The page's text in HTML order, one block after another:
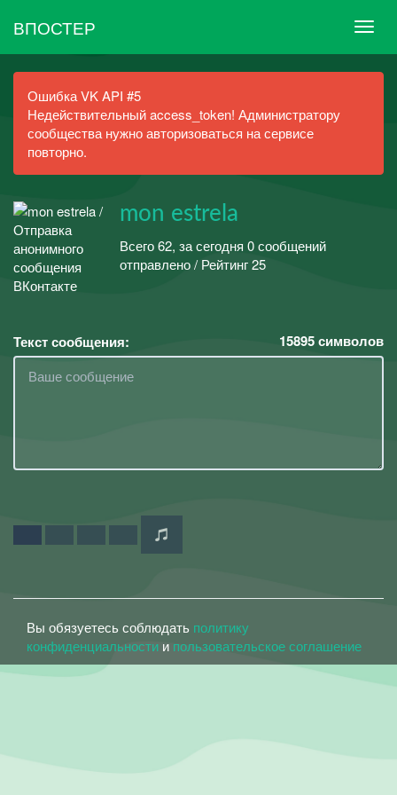
ВПОСТЕР
Ошибка VK API #5
Недействительный access_token! Администратору
сообщества нужно авторизоваться на сервисе
повторно.
mon estrela
Всего 62, за сегодня 0 сообщений
отправлено / Рейтинг 25
Текст сообщения: 15895символов
Вы обязуетесь соблюдать политику
конфиденциальности и пользовательское соглашение